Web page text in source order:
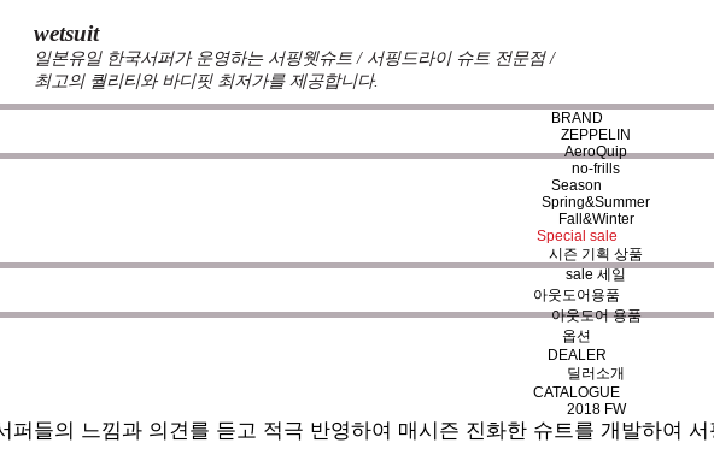
wetsuit
일본유일 한국서퍼가 운영하는 서핑웻슈트 / 서핑드라이 슈트 전문점 /
최고의 퀄리티와 바디핏 최저가를 제공합니다.
BRAND
ZEPPELIN
AeroQuip
no-frills
Season
Spring&Summer
Fall&Winter
Special sale
시즌 기획 상품
sale 세일
아웃도어용품
아웃도어 용품
옵션
DEALER
딜러소개
CATALOGUE
2018 FW
퍼들의 느낌과 의견를 듣고 적극 반영하여 매시즌 진화한 슈트를 개발하여